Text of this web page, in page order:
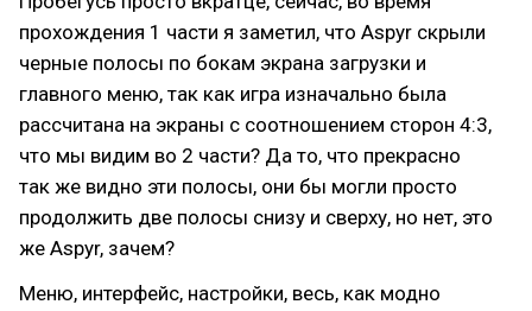
прохождения 1 части я заметил, что Aspyr скрыли
черные полосы по бокам экрана загрузки и
главного меню, так как игра изначально была
рассчитана на экраны с соотношением сторон 4:3,
что мы видим во 2 части? Да то, что прекрасно
так же видно эти полосы, они бы могли просто
продолжить две полосы снизу и сверху, но нет, это
же Aspyr, зачем?
Меню, интерфейс, настройки, весь, как модно